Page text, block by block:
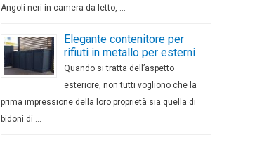
Angoli neri in camera da letto, …
Elegante contenitore per
rifiuti in metallo per esterni
Quando si tratta dell’aspetto
esteriore, non tutti vogliono che la
prima impressione della loro proprietà sia quella di
bidoni di …